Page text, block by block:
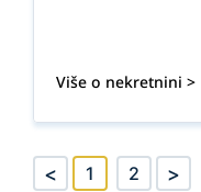
Više o nekretnini >
< 1 2 >